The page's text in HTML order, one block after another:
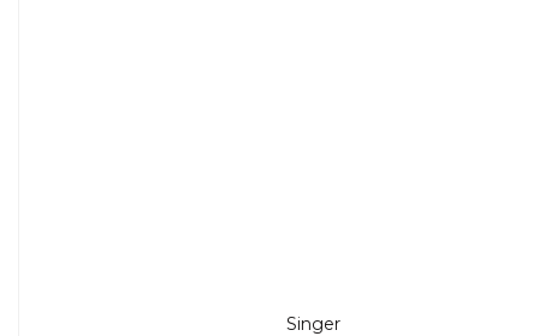
Singer